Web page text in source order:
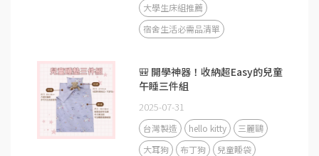
大學生床組推薦
宿舍生活必需品清單
🎒 開學神器！收納超Easy的兒童
午睡三件組
2025-07-31
台灣製造 hello kitty
三麗鷗
大耳狗
布丁狗
兒童睡袋